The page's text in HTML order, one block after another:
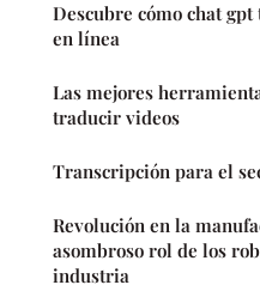
Descubre cómo chat
en línea
Las mejores
traducir videos
Transcripción para el
Revolución en la
asombroso rol de los
industria